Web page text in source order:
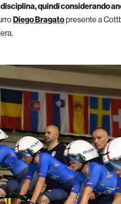
quindi considerando
Diego Bragatopresente a